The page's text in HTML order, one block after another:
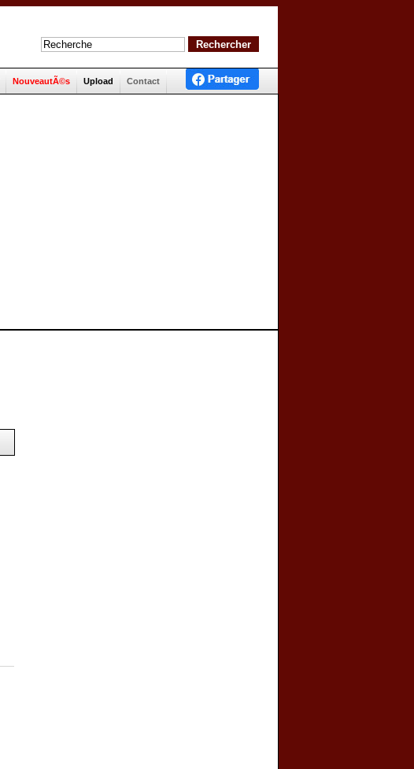
NouveautÃ©s Upload Contact